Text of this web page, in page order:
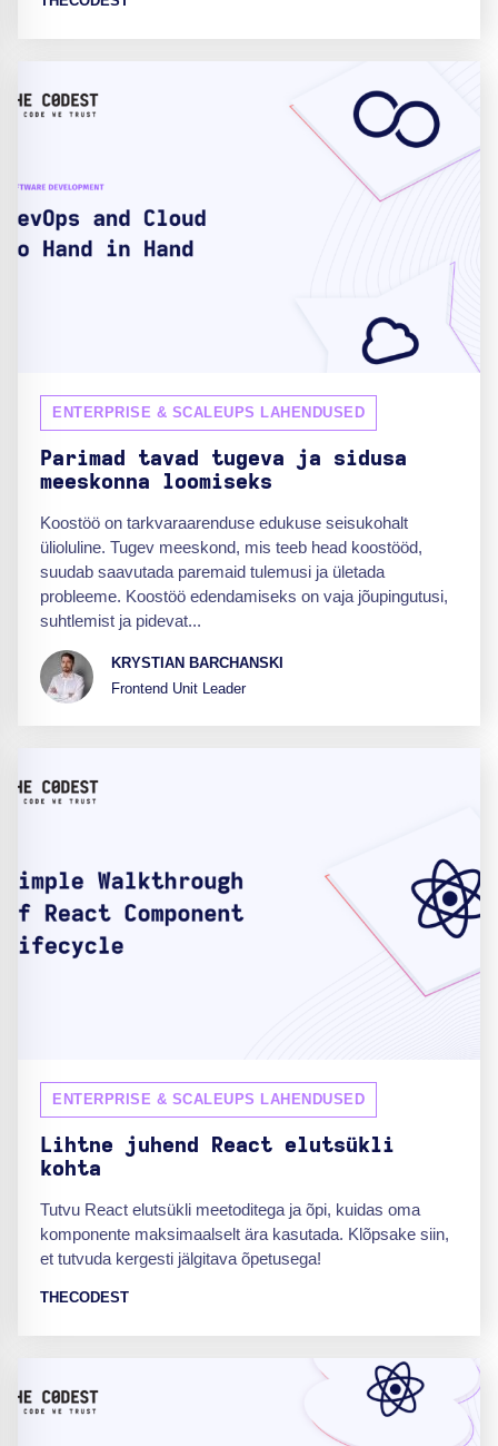
ENTERPRISE & SCALEUPS LAHENDUSED
Parimad tavad tugeva ja sidusa
meeskonna loomiseks
Koostöö on tarkvaraarenduse edukuse seisukohalt
ülioluline. Tugev meeskond, mis teeb head koostööd,
suudab saavutada paremaid tulemusi ja ületada
probleeme. Koostöö edendamiseks on vaja jõupingutusi,
suhtlemist ja pidevat...
KRYSTIAN BARCHANSKI
Frontend Unit Leader
ENTERPRISE & SCALEUPS LAHENDUSED
Lihtne juhend React elutsükli
kohta
Tutvu React elutsükli meetoditega ja õpi, kuidas oma
komponente maksimaalselt ära kasutada. Klõpsake siin,
et tutvuda kergesti jälgitava õpetusega!
THECODEST